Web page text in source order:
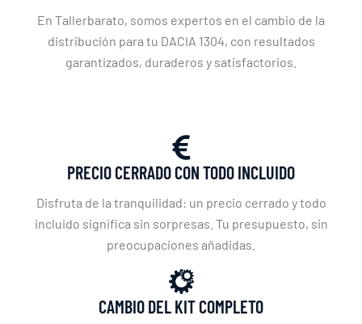
En Tallerbarato, somos expertos en el cambio de la
distribución para tu DACIA 1304, con resultados
garantizados, duraderos y satisfactorios.
PRECIO CERRADO CON TODO INCLUIDO
Disfruta de la tranquilidad: un precio cerrado y todo
incluido significa sin sorpresas. Tu presupuesto, sin
preocupaciones añadidas.
CAMBIO DEL KIT COMPLETO